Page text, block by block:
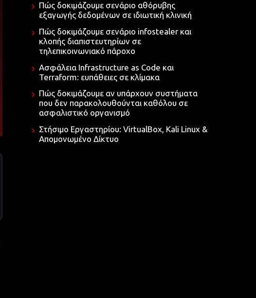
Πώς δοκιμάζουμε σενάριο αθόρυβης
εξαγωγής δεδομένων σε ιδιωτική κλινική
Πώς δοκιμάζουμε σενάριο infostealer και
κλοπής διαπιστευτηρίων σε
τηλεπικοινωνιακό πάροχο
Ασφάλεια Infrastructure as Code και
Terraform: ευπάθειες σε κλίμακα
Πώς δοκιμάζουμε αν υπάρχουν συστήματα
που δεν παρακολουθούνται καθόλου σε
ασφαλιστικό οργανισμό
Στήσιμο Εργαστηρίου: VirtualBox, Kali Linux &
Απομονωμένο Δίκτυο